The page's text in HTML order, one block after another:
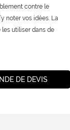
contre le
noter vos idées. La
utiliser dans de
DE DEVIS